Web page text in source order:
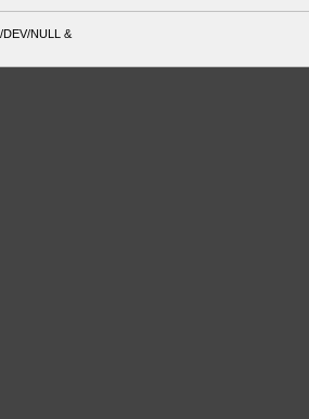
DEV/NULL &